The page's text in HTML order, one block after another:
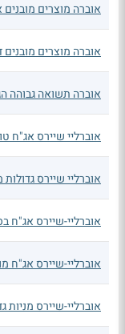
אוברה מוצרים מובנים
אוברה מוצרים מובנים
אוברה תשואה גבוהה
אוברליי שיירס אג"ח
אוברליי שיירס גדולות
אוברליי-שיירס אג"ח
אוברליי-שיירס אג"ח
אוברליי-שיירס מניות